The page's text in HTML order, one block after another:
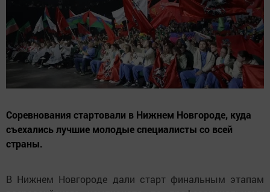
Соревнования стартовали в Нижнем Новгороде, куда
съехались лучшие молодые специалисты со всей
страны.
В Нижнем Новгороде дали старт финальным этапам